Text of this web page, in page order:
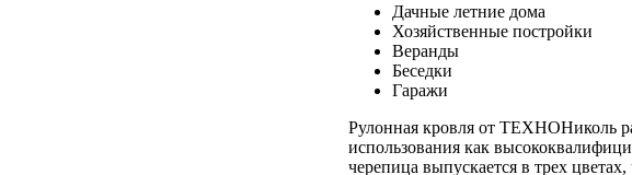
Дачные летние дома
Хозяйственные постройки
Веранды
Беседки
Гаражи
Рулонная кровля от ТЕХНОНиколь
использования как
черепица выпускается в трех